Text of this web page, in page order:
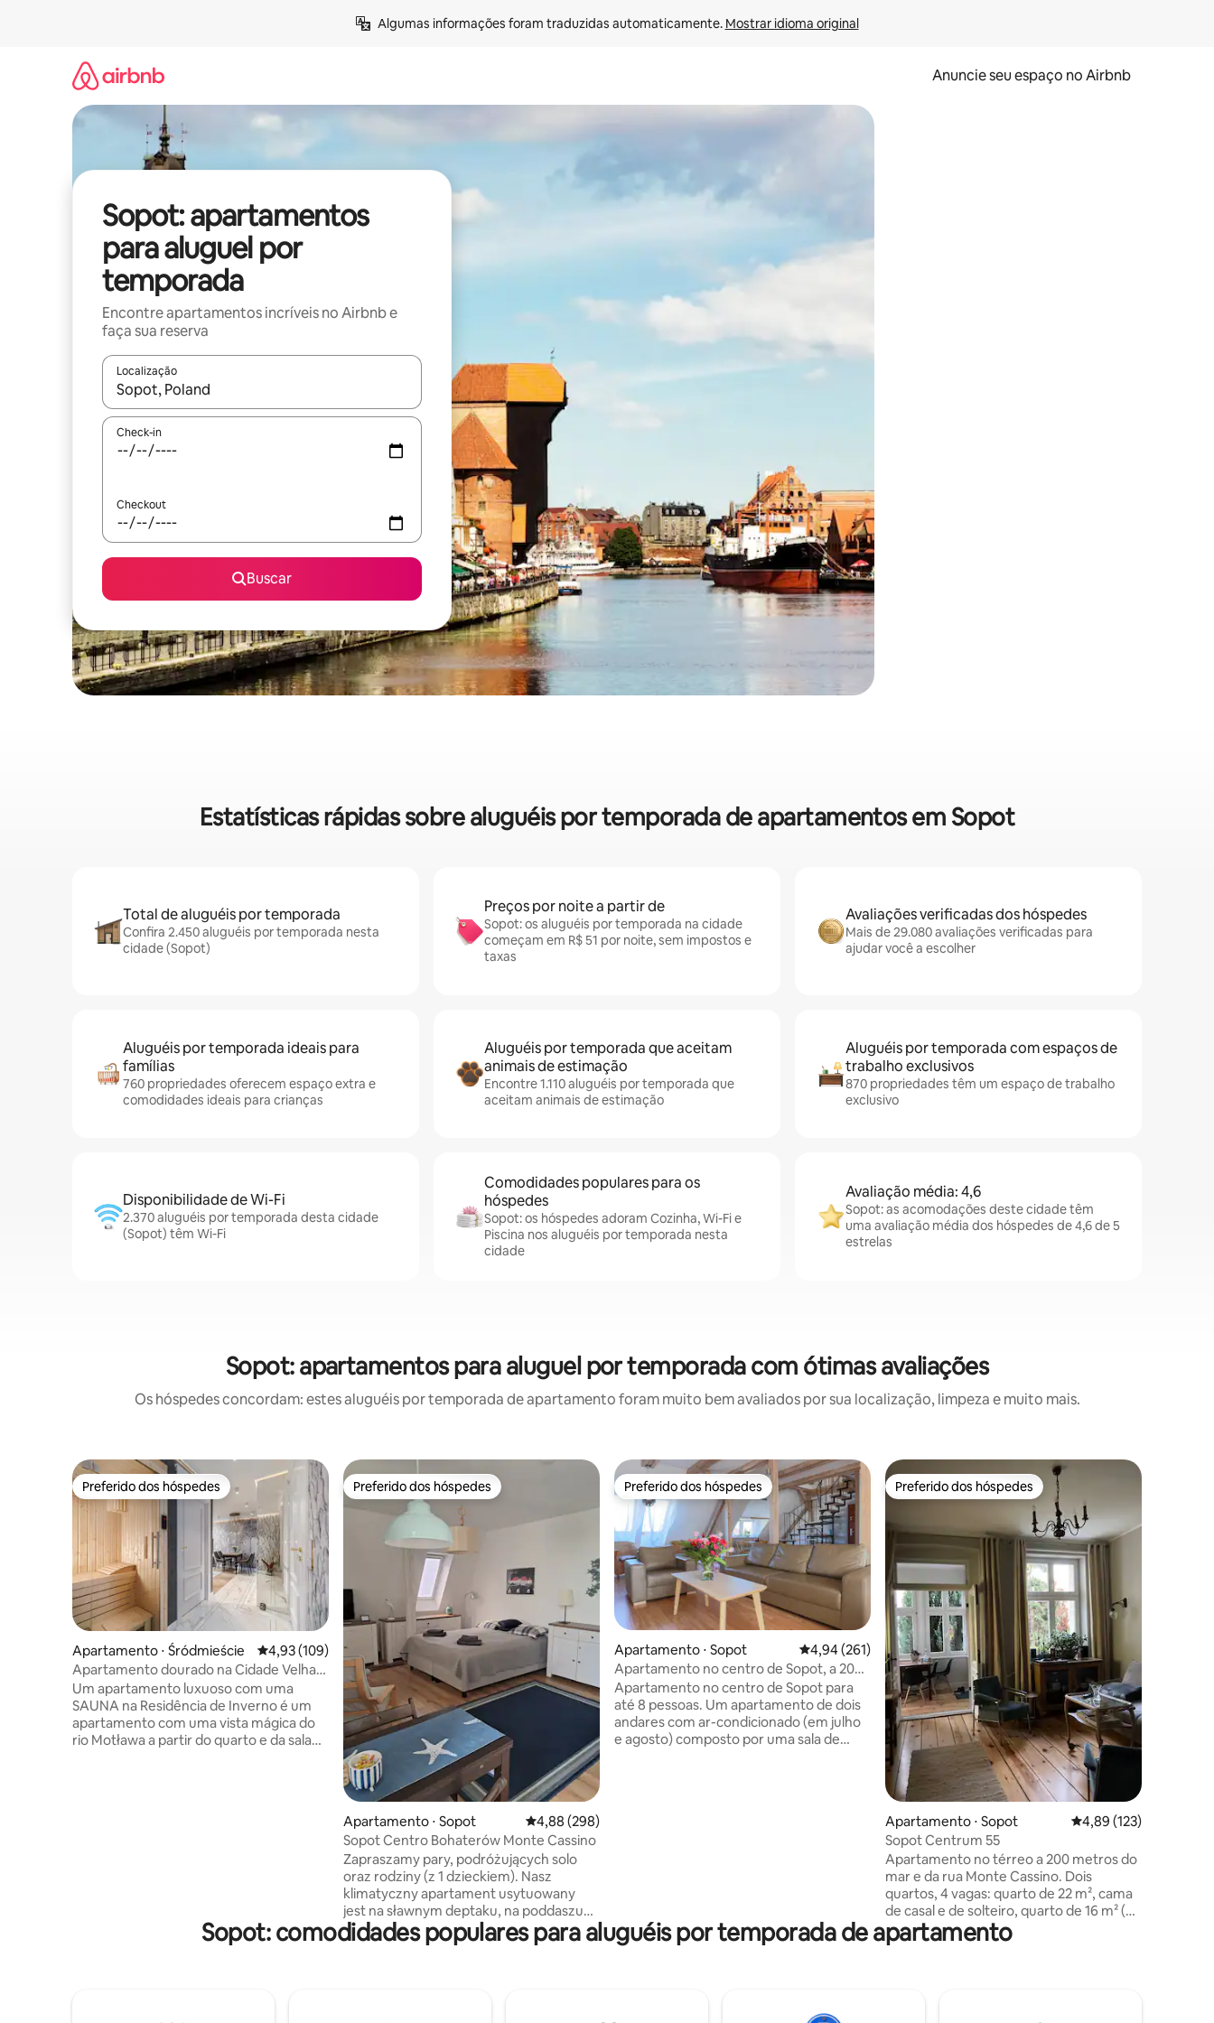
Algumas informações foram traduzidas automaticamente. Mostrar idioma original
Anuncie seu espaço no Airbnb
Sopot: apartamentos
para aluguel por
temporada
Encontre apartamentos incríveis no Airbnb e
faça sua reserva
Localização
Quando os resultados estiverem disponíveis, explore-os usando as seta para cima e para baixo do teclado ou tocando e deslizando o dedo na tela.
Check-in
Checkout
Buscar
Estatísticas rápidas sobre aluguéis por temporada de apartamentos em Sopot
Total de aluguéis por temporada
Confira 2.450 aluguéis por temporada nesta
cidade (Sopot)
Preços por noite a partir de
Sopot: os aluguéis por temporada na cidade
começam em R$ 51 por noite, sem impostos e
taxas
Avaliações verificadas dos hóspedes
Mais de 29.080 avaliações verificadas para
ajudar você a escolher
Aluguéis por temporada ideais para
famílias
760 propriedades oferecem espaço extra e
comodidades ideais para crianças
Aluguéis por temporada que aceitam
animais de estimação
Encontre 1.110 aluguéis por temporada que
aceitam animais de estimação
Aluguéis por temporada com espaços de
trabalho exclusivos
870 propriedades têm um espaço de trabalho
exclusivo
Disponibilidade de Wi-Fi
2.370 aluguéis por temporada desta cidade
(Sopot) têm Wi-Fi
Comodidades populares para os
hóspedes
Sopot: os hóspedes adoram Cozinha, Wi-Fi e
Piscina nos aluguéis por temporada nesta
cidade
Avaliação média: 4,6
Sopot: as acomodações deste cidade têm
uma avaliação média dos hóspedes de 4,6 de 5
estrelas
Sopot: apartamentos para aluguel por temporada com ótimas avaliações
Os hóspedes concordam: estes aluguéis por temporada de apartamento foram muito bem avaliados por sua localização, limpeza e muito mais.
Preferido dos hóspedes
Preferido dos hóspedes
Apartamento ⋅ Śródmieście 4,93 de uma avaliação média de 5, 109 avaliações
4,93 (109)
Apartamento dourado na Cidade Velha
com SAUNA
Um apartamento luxuoso com uma
SAUNA na Residência de Inverno é um
apartamento com uma vista mágica do
rio Motława a partir do quarto e da sala
Preferido dos hóspedes
Preferido dos hóspedes
Apartamento ⋅ Sopot 4,88 de uma avaliação média de 5, 298 avaliações
4,88 (298)
Sopot Centro Bohaterów Monte Cassino
Zapraszamy pary, podróżujących solo
oraz rodziny (z 1 dzieckiem). Nasz
klimatyczny apartament usytuowany
jest na sławnym deptaku, na poddaszu
stylowej 100 letniej kamienicy w sercu
Sopotu. Do plaży i mola jest ok. 10 minut
Preferido dos hóspedes
Preferido dos hóspedes
Apartamento ⋅ Sopot 4,94 de uma avaliação média de 5, 261 avaliações
4,94 (261)
Apartamento no centro de Sopot, a 200
metros da praia
Apartamento no centro de Sopot para
até 8 pessoas. Um apartamento de dois
andares com ar-condicionado (em julho
e agosto) composto por uma sala de
Preferido dos hóspedes
Preferido dos hóspedes
Apartamento ⋅ Sopot 4,89 de uma avaliação
4,89 (123)
Sopot Centrum 55
Apartamento no térreo a 200 metros do
mar e da rua Monte Cassino. Dois
quartos, 4 vagas: quarto de 22 m², cama
de casal e de solteiro, quarto de 16 m² (de
passagem), sofá-cama, TV. Em um
cômodo separado, uma varanda grande
Sopot: comodidades populares para aluguéis por temporada de apartamento